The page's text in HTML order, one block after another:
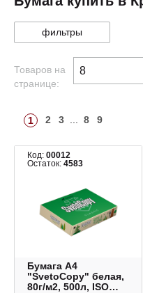
фильтры
Товаров на
странице:
1 2 3 8 9
Код: 00012
Остаток: 4583
Бумага А4
"SvetoCopy" белая,
80г/м2, 500л, ISO